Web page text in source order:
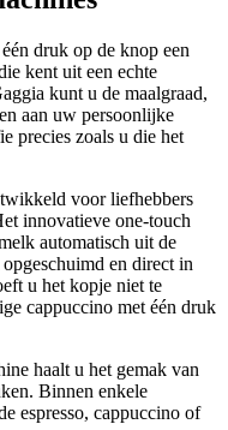
druk op de knop een
kent uit een echte
kunt u de maalgraad,
aan uw persoonlijke
precies zoals u die het
voor liefhebbers
innovatieve one-touch
automatisch uit de
en direct in
u het kopje niet te
cappuccino met één druk
haalt u het gemak van
Binnen enkele
espresso, cappuccino of